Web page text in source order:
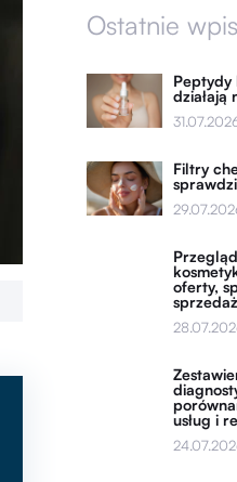
Ostatnie
działają
Filtry
oferty,
usług i